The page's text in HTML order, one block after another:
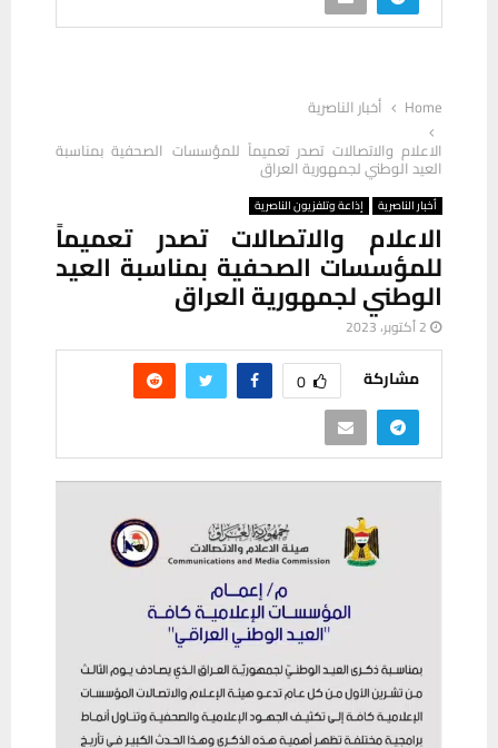
Home
أخبار الناصرية
الاعلام والاتصالات تصدر تعميماً للمؤسسات الصحفية بمناسبة
العيد الوطني لجمهورية العراق
أخبار الناصرية إذاعة وتلفزيون الناصرية
الاعلام والاتصالات تصدر تعميماً
للمؤسسات الصحفية بمناسبة العيد
الوطني لجمهورية العراق
2 أكتوبر، 2023
مشاركة 0